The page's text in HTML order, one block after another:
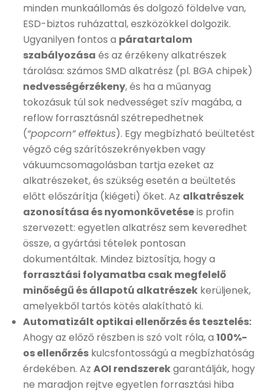
minden munkaállomás és dolgozó földelve van,
ESD-biztos ruházattal, eszközökkel dolgozik.
Ugyanilyen fontos a páratartalom
szabályozása és az érzékeny alkatrészek
tárolása: számos SMD alkatrész (pl. BGA chipek)
nedvességérzékeny, és ha a műanyag
tokozásuk túl sok nedvességet szív magába, a
reflow forrasztásnál szétrepedhetnek
(“popcorn” effektus). Egy megbízható beültetést
végző cég szárítószekrényekben vagy
vákuumcsomagolásban tartja ezeket az
alkatrészeket, és szükség esetén a beültetés
előtt előszárítja (kiégeti) őket. Az alkatrészek
azonosítása és nyomonkövetéseis profin
szervezett: egyetlen alkatrész sem keveredhet
össze, a gyártási tételek pontosan
dokumentáltak. Mindez biztosítja, hogy a
forrasztási folyamatba csak megfelelő
minőségű és állapotú alkatrészek kerüljenek,
amelyekből tartós kötés alakítható ki.
Automatizált optikai ellenőrzés és tesztelés:
Ahogy az előző részben is szó volt róla, a100%-
os ellenőrzés kulcsfontosságú a megbízhatóság
érdekében. AzAOI rendszerekgarantálják, hogy
ne maradjon rejtve egyetlen forrasztási hiba